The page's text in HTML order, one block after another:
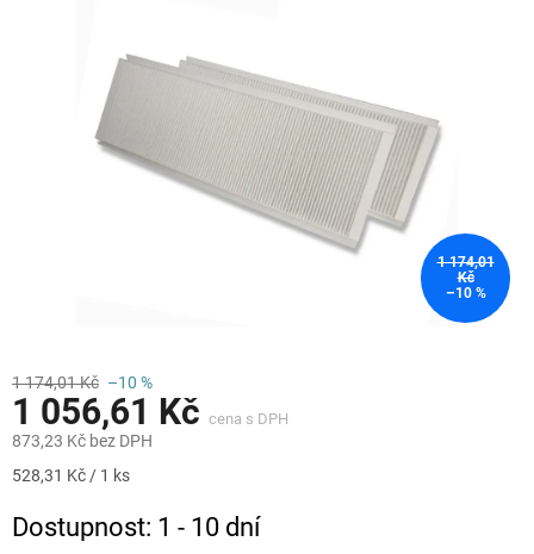
1 174,01
Kč
–10 %
1 174,01 Kč –10 %
1 056,61 Kč
873,23 Kč bez DPH
Měrná
528,31 Kč / 1 ks
Dostupnost: 1 - 10 dní